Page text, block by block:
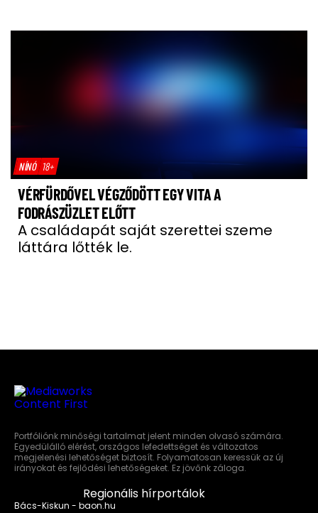
NÍNÓ 18+
VÉRFÜRDŐVEL VÉGZŐDÖTT EGY VITA A
FODRÁSZÜZLET ELŐTT
A családapát saját szerettei szeme
láttára lőtték le.
Portfóliónk minőségi tartalmat jelent minden olvasó számára.
Egyedülálló elérést, országos lefedettséget és változatos
megjelenési lehetőséget biztosít. Folyamatosan keressük az új
irányokat és fejlődési lehetőségeket. Ez jövőnk záloga.
Regionális hírportálok
Bács-Kiskun - baon.hu